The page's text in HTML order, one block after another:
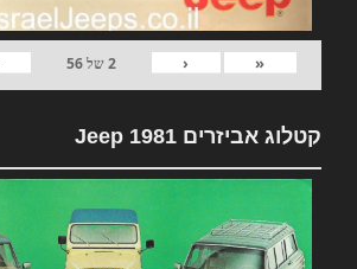
«
‹
2של56
קטלוג אביזרים 1981 Jeep